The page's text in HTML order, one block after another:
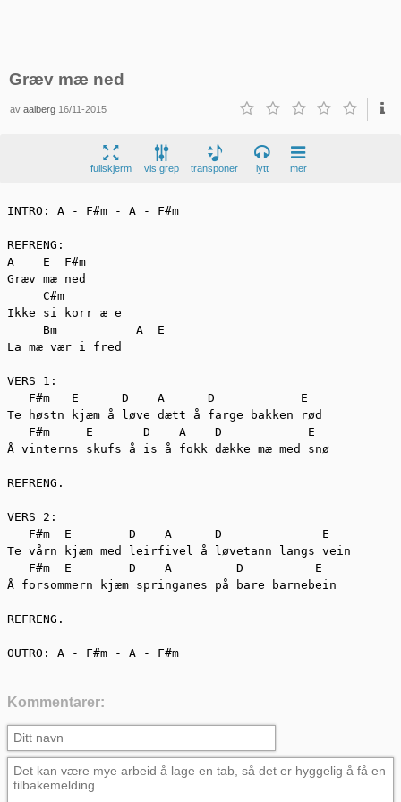
Græv mæ ned
avaalberg 16/11-2015
fullskjerm vis grep transponer lytt mer
INTRO: A - F#m - A - F#m
REFRENG:
A    E  F#m
Græv mæ ned
     C#m
Ikke si korr æ e
     Bm           A  E
La mæ vær i fred
VERS 1:
   F#m   E      D    A      D            E
Te høstn kjæm å løve dætt å farge bakken rød
   F#m     E       D    A    D            E
Å vinterns skufs å is å fokk dække mæ med snø
REFRENG.
VERS 2:
   F#m  E        D    A      D              E
Te vårn kjæm med leirfivel å løvetann langs vein
   F#m  E        D    A         D          E
Å forsommern kjæm springanes på bare barnebein
REFRENG.
OUTRO: A - F#m - A - F#m
Kommentarer: